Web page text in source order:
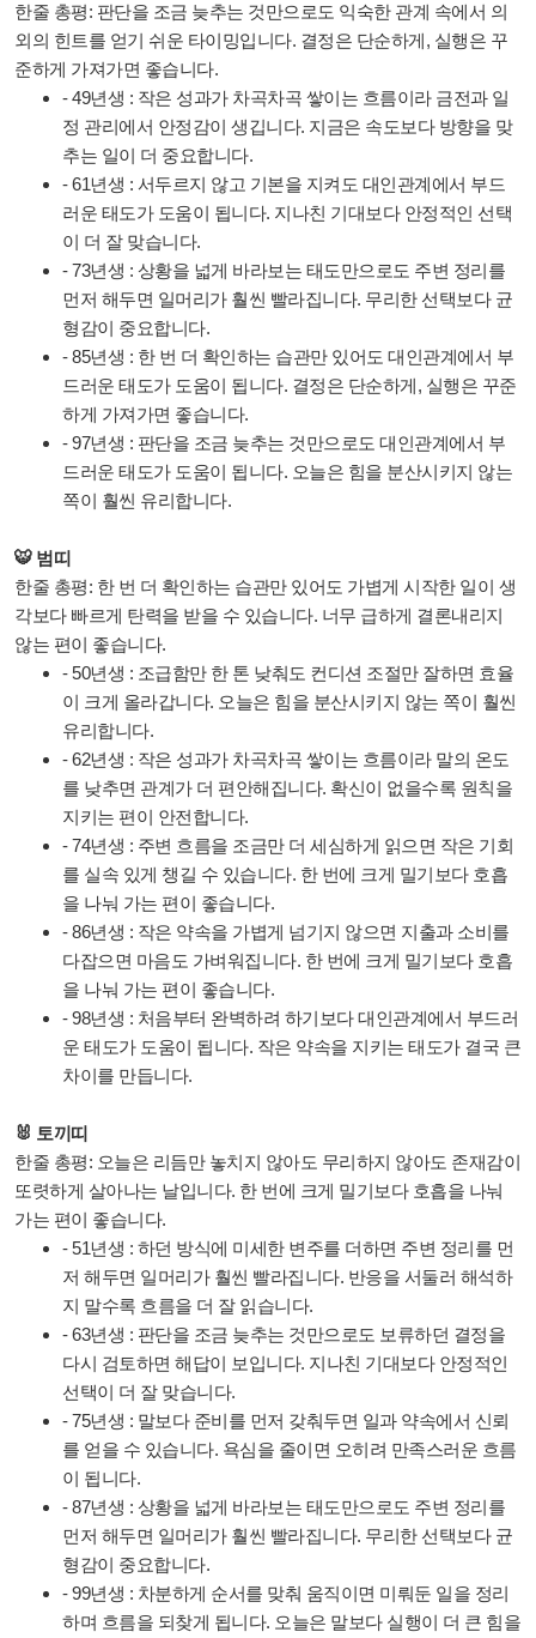
한줄 총평: 판단을 조금 늦추는 것만으로도 익숙한 관계 속에서 의
외의 힌트를 얻기 쉬운 타이밍입니다. 결정은 단순하게, 실행은 꾸
준하게 가져가면 좋습니다.
- 49년생 : 작은 성과가 차곡차곡 쌓이는 흐름이라 금전과 일
정 관리에서 안정감이 생깁니다. 지금은 속도보다 방향을 맞
추는 일이 더 중요합니다.
- 61년생 : 서두르지 않고 기본을 지켜도 대인관계에서 부드
러운 태도가 도움이 됩니다. 지나친 기대보다 안정적인 선택
이 더 잘 맞습니다.
- 73년생 : 상황을 넓게 바라보는 태도만으로도 주변 정리를
먼저 해두면 일머리가 훨씬 빨라집니다. 무리한 선택보다 균
형감이 중요합니다.
- 85년생 : 한 번 더 확인하는 습관만 있어도 대인관계에서 부
드러운 태도가 도움이 됩니다. 결정은 단순하게, 실행은 꾸준
하게 가져가면 좋습니다.
- 97년생 : 판단을 조금 늦추는 것만으로도 대인관계에서 부
드러운 태도가 도움이 됩니다. 오늘은 힘을 분산시키지 않는
쪽이 훨씬 유리합니다.
🐯 범띠
한줄 총평: 한 번 더 확인하는 습관만 있어도 가볍게 시작한 일이 생
각보다 빠르게 탄력을 받을 수 있습니다. 너무 급하게 결론내리지
않는 편이 좋습니다.
- 50년생 : 조급함만 한 톤 낮춰도 컨디션 조절만 잘하면 효율
이 크게 올라갑니다. 오늘은 힘을 분산시키지 않는 쪽이 훨씬
유리합니다.
- 62년생 : 작은 성과가 차곡차곡 쌓이는 흐름이라 말의 온도
를 낮추면 관계가 더 편안해집니다. 확신이 없을수록 원칙을
지키는 편이 안전합니다.
- 74년생 : 주변 흐름을 조금만 더 세심하게 읽으면 작은 기회
를 실속 있게 챙길 수 있습니다. 한 번에 크게 밀기보다 호흡
을 나눠 가는 편이 좋습니다.
- 86년생 : 작은 약속을 가볍게 넘기지 않으면 지출과 소비를
다잡으면 마음도 가벼워집니다. 한 번에 크게 밀기보다 호흡
을 나눠 가는 편이 좋습니다.
- 98년생 : 처음부터 완벽하려 하기보다 대인관계에서 부드러
운 태도가 도움이 됩니다. 작은 약속을 지키는 태도가 결국 큰
차이를 만듭니다.
🐰 토끼띠
한줄 총평: 오늘은 리듬만 놓치지 않아도 무리하지 않아도 존재감이
또렷하게 살아나는 날입니다. 한 번에 크게 밀기보다 호흡을 나눠
가는 편이 좋습니다.
- 51년생 : 하던 방식에 미세한 변주를 더하면 주변 정리를 먼
저 해두면 일머리가 훨씬 빨라집니다. 반응을 서둘러 해석하
지 말수록 흐름을 더 잘 읽습니다.
- 63년생 : 판단을 조금 늦추는 것만으로도 보류하던 결정을
다시 검토하면 해답이 보입니다. 지나친 기대보다 안정적인
선택이 더 잘 맞습니다.
- 75년생 : 말보다 준비를 먼저 갖춰두면 일과 약속에서 신뢰
를 얻을 수 있습니다. 욕심을 줄이면 오히려 만족스러운 흐름
이 됩니다.
- 87년생 : 상황을 넓게 바라보는 태도만으로도 주변 정리를
먼저 해두면 일머리가 훨씬 빨라집니다. 무리한 선택보다 균
형감이 중요합니다.
- 99년생 : 차분하게 순서를 맞춰 움직이면 미뤄둔 일을 정리
하며 흐름을 되찾게 됩니다. 오늘은 말보다 실행이 더 큰 힘을